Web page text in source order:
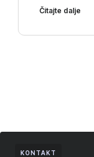
Čitajte dalje
KONTAKT